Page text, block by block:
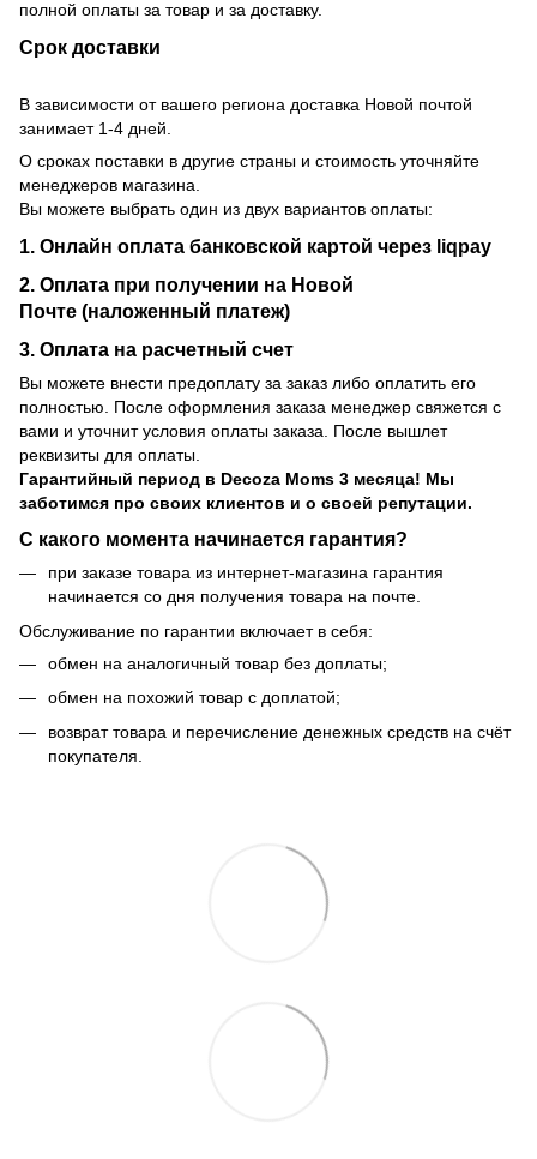
полной оплаты за товар и за доставку.
Срок доставки
В зависимости от вашего региона доставка Новой почтой
занимает 1-4 дней.
О сроках поставки в другие страны и стоимость уточняйте
менеджеров магазина.
Вы можете выбрать один из двух вариантов оплаты:
1. Онлайн оплата банковской картой через liqpay
2. Оплата при получении на Новой
Почте (наложенный платеж)
3. Оплата на расчетный счет
Вы можете внести предоплату за заказ либо оплатить его
полностью. После оформления заказа менеджер свяжется с
вами и уточнит условия оплаты заказа. После вышлет
реквизиты для оплаты.
Гарантийный период в Decoza Moms 3 месяца! Мы
заботимся про своих клиентов и о своей репутации.
С какого момента начинается гарантия?
при заказе товара из интернет-магазина гарантия
начинается со дня получения товара на почте.
Обслуживание по гарантии включает в себя:
обмен на аналогичный товар без доплаты;
обмен на похожий товар с доплатой;
возврат товара и перечисление денежных средств на счёт
покупателя.